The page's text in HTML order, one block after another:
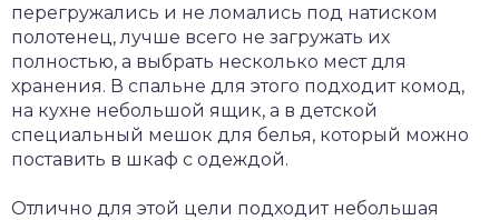
перегружались и не ломались под натиском
полотенец, лучше всего не загружать их
полностью, а выбрать несколько мест для
хранения. В спальне для этого подходит комод,
на кухне небольшой ящик, а в детской
специальный мешок для белья, который можно
поставить в шкаф с одеждой.
Отлично для этой цели подходит небольшая